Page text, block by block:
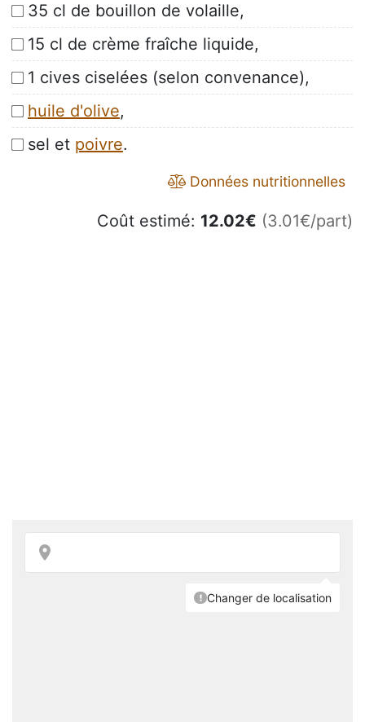
35 cl de bouillon de volaille,
15 cl de crème fraîche liquide,
1 cives ciselées (selon convenance),
huile d'olive,
sel et poivre.
Données nutritionnelles
Coût estimé: 12.02€ (3.01€/part)